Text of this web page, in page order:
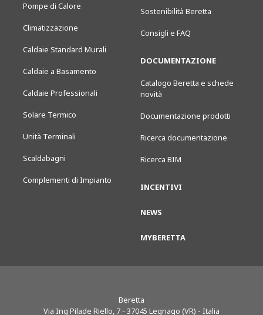
Pompe di Calore
Climatizzazione
Caldaie Standard Murali
Caldaie a Basamento
Caldaie Professionali
Solare Termico
Unità Terminali
Scaldabagni
Complementi di Impianto
Sostenibilità Beretta
Consigli e FAQ
DOCUMENTAZIONE
Catalogo Beretta e schede
novità
Documentazione prodotti
Ricerca documentazione
Ricerca BIM
INCENTIVI
NEWS
MYBERETTA
Beretta
Via Ing Pilade Riello, 7 - 37045 Legnago (VR) - Italia